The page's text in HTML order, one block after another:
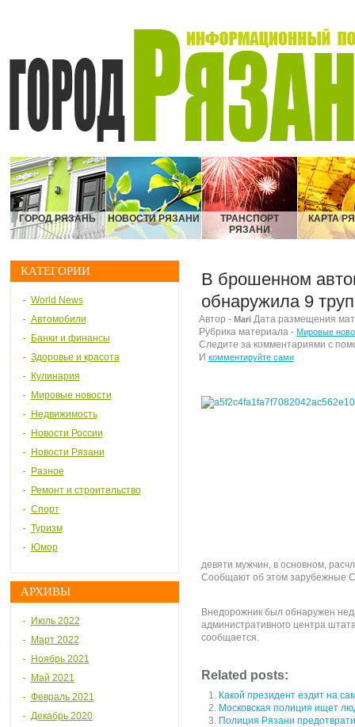
ГОРОД РЯЗАНЬ НОВОСТИ РЯЗАНИ
ТРАНСПОРТ
РЯЗАНИ
КАРТА
КАТЕГОРИИ
World News
Автомобили
Банки и финансы
Здоровье и красота
Кулинария
Мировые новости
Недвижимость
Новости России
Новости Рязани
Разное
Ремонт и строительство
Спорт
Туризм
Юмор
АРХИВЫ
Июль 2022
Март 2022
Ноябрь 2021
Май 2021
Февраль 2021
Декабрь 2020
В брошенном
обнаружила 9
Автор - MariДата размещения
Рубрика материала - Мировые
Следите за комментариями с
И комментируйте сами
девяти мужчин, в основном,
Сообщают об этом зарубежные
Внедорожник был обнаружен
административного центра
сообщается.
Related posts:
Какой президент ездит на
Московская полиция ищет
Полиция Рязани